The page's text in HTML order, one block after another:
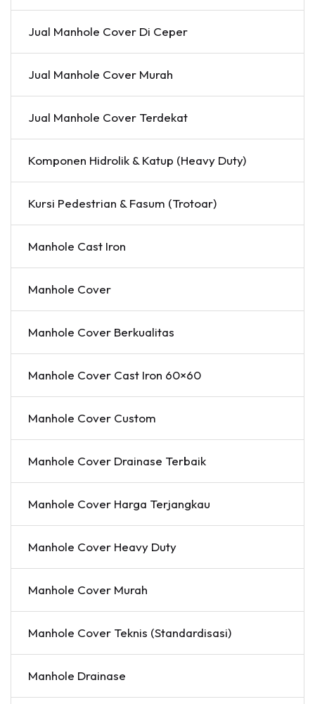
Jual Manhole Cover Di Ceper
Jual Manhole Cover Murah
Jual Manhole Cover Terdekat
Komponen Hidrolik & Katup (Heavy Duty)
Kursi Pedestrian & Fasum (Trotoar)
Manhole Cast Iron
Manhole Cover
Manhole Cover Berkualitas
Manhole Cover Cast Iron 60×60
Manhole Cover Custom
Manhole Cover Drainase Terbaik
Manhole Cover Harga Terjangkau
Manhole Cover Heavy Duty
Manhole Cover Murah
Manhole Cover Teknis (Standardisasi)
Manhole Drainase